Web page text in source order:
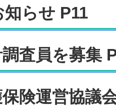
らせ P11
査員を募集
険運営協議